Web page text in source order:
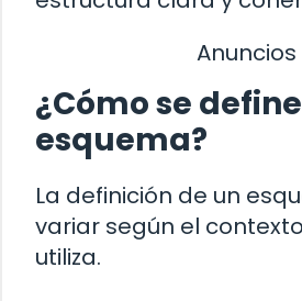
Anuncios
¿Cómo se
esquema?
La definición de un
variar según el
utiliza.